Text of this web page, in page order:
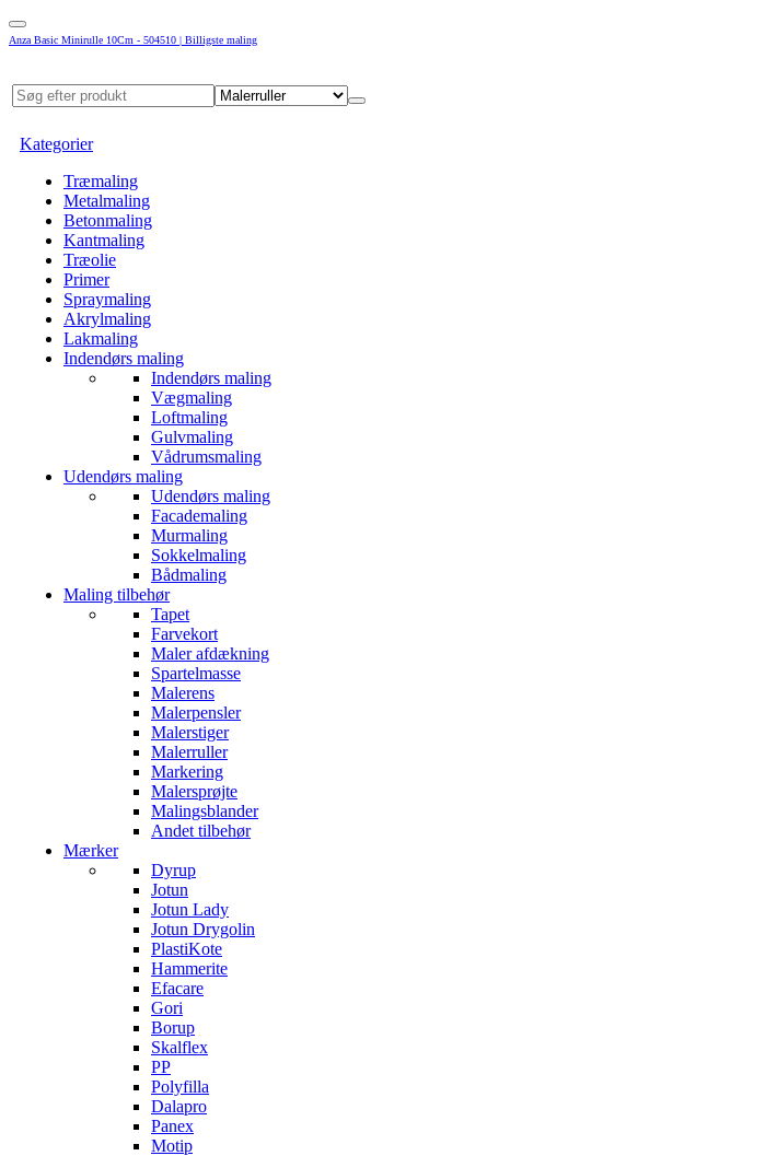
Anza Basic Minirulle 10Cm - 504510 | Billigste maling
Kategorier
Træmaling
Metalmaling
Betonmaling
Kantmaling
Træolie
Primer
Spraymaling
Akrylmaling
Lakmaling
Indendørs maling
Indendørs maling
Vægmaling
Loftmaling
Gulvmaling
Vådrumsmaling
Udendørs maling
Udendørs maling
Facademaling
Murmaling
Sokkelmaling
Bådmaling
Maling tilbehør
Tapet
Farvekort
Maler afdækning
Spartelmasse
Malerens
Malerpensler
Malerstiger
Malerruller
Markering
Malersprøjte
Malingsblander
Andet tilbehør
Mærker
Dyrup
Jotun
Jotun Lady
Jotun Drygolin
PlastiKote
Hammerite
Efacare
Gori
Borup
Skalflex
PP
Polyfilla
Dalapro
Panex
Motip